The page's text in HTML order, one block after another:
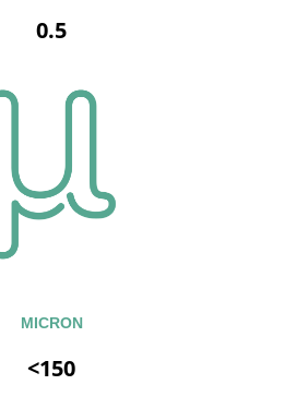
0.5
MICRON
<150